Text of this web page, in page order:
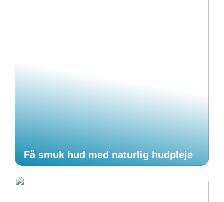
Få smuk hud med naturlig hudpleje